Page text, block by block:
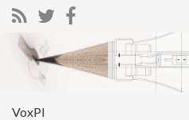
Search for:
VoxPI